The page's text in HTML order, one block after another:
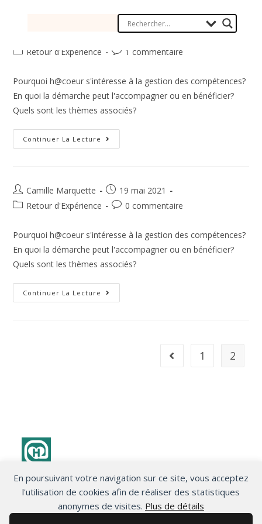
En poursuivant votre navigation sur ce site, vous acceptez
l'utilisation de cookies afin de réaliser des statistiques
anonymes de visites. Plus de détails
11 juillet 2021
Retour d'Expérience
1 commentaire
Pourquoi h@coeur s'intéresse à la gestion des compétences?
En quoi la démarche peut l'accompagner ou en bénéficier?
Quels sont les thèmes associés?
Continuer La Lecture
Camille Marquette
19 mai 2021
Retour d'Expérience
0 commentaire
Pourquoi h@coeur s'intéresse à la gestion des compétences?
En quoi la démarche peut l'accompagner ou en bénéficier?
Quels sont les thèmes associés?
Continuer La Lecture
1 2
Politique de confidentialité